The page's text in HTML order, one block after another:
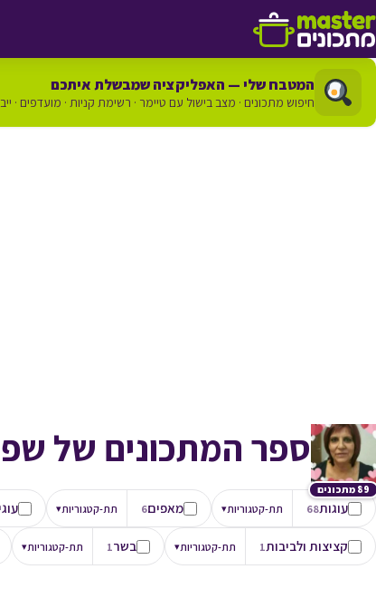
דלג לתוכן
המטבח שלי — האפליקציה שמבשלת איתכם
חיפוש מתכונים · מצב בישול עם טיימר · רשימת קניות · מועדפים ·
89 מתכונים
ספר המתכונים של
עוגות68 תת-קטגוריות▾ מאפים6 תת-קטגוריות▾
קציצות ולביבות1 תת-קטגוריות▾ בשר1 תת-קטגוריות▾